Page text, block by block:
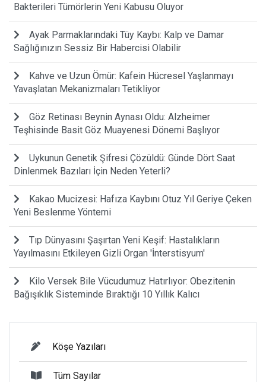
Bakterileri Tümörlerin Yeni Kabusu Oluyor
Ayak Parmaklarındaki Tüy Kaybı: Kalp ve Damar
Sağlığınızın Sessiz Bir Habercisi Olabilir
Kahve ve Uzun Ömür: Kafein Hücresel Yaşlanmayı
Yavaşlatan Mekanizmaları Tetikliyor
Göz Retinası Beynin Aynası Oldu: Alzheimer
Teşhisinde Basit Göz Muayenesi Dönemi Başlıyor
Uykunun Genetik Şifresi Çözüldü: Günde Dört Saat
Dinlenmek Bazıları İçin Neden Yeterli?
Kakao Mucizesi: Hafıza Kaybını Otuz Yıl Geriye Çeken
Yeni Beslenme Yöntemi
Tıp Dünyasını Şaşırtan Yeni Keşif: Hastalıkların
Yayılmasını Etkileyen Gizli Organ 'İnterstisyum'
Kilo Versek Bile Vücudumuz Hatırlıyor: Obezitenin
Bağışıklık Sisteminde Bıraktığı 10 Yıllık Kalıcı
Köşe Yazıları
Tüm Sayılar